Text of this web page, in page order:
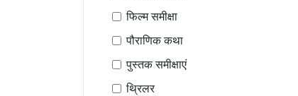
फिल्म समीक्षा
पौराणिक कथा
पुस्तक समीक्षाएं
थ्रिलर